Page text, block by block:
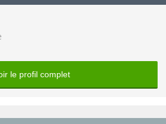
le profil complet